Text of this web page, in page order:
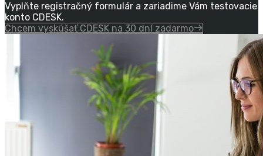
Vyplňte registračný formulár a zariadime Vám testovacie
konto CDESK.
Chcem vyskúšať CDESK na 30 dní zadarmo